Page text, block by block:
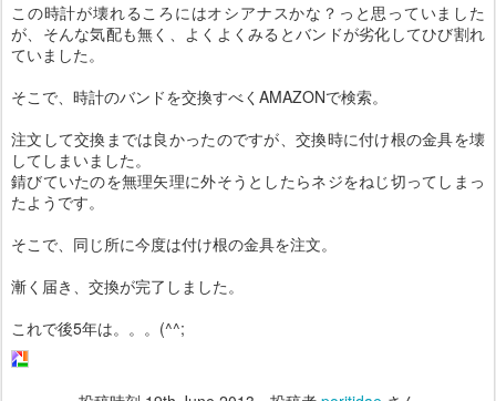
この時計が壊れるころにはオシアナスかな？っと思っていました
が、そんな気配も無く、よくよくみるとバンドが劣化してひび割れ
ていました。
そこで、時計のバンドを交換すべくAMAZONで検索。
注文して交換までは良かったのですが、交換時に付け根の金具を壊
してしまいました。
錆びていたのを無理矢理に外そうとしたらネジをねじ切ってしまっ
たようです。
そこで、同じ所に今度は付け根の金具を注文。
漸く届き、交換が完了しました。
これで後5年は。。。(^^;